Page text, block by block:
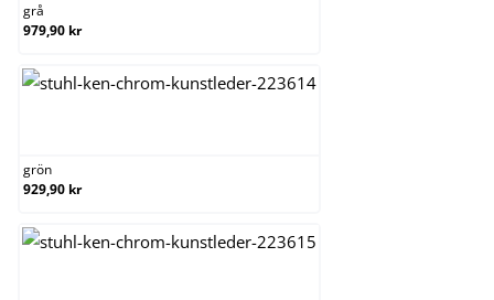
grå
979,90 kr
grön
929,90 kr